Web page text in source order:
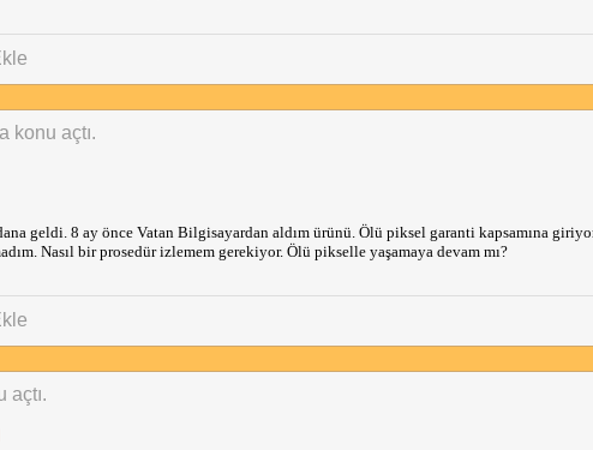
konu açtı.
geldi. 8 ay önce Vatan Bilgisayardan aldım ürünü. Ölü piksel garanti kapsamına
Nasıl bir prosedür izlemem gerekiyor. Ölü pikselle yaşamaya devam mı?
açtı.